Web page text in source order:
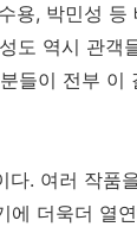
용, 박민성 등
도 역시 관객
들이 전부 이
. 여러 작품
에 더욱더 열